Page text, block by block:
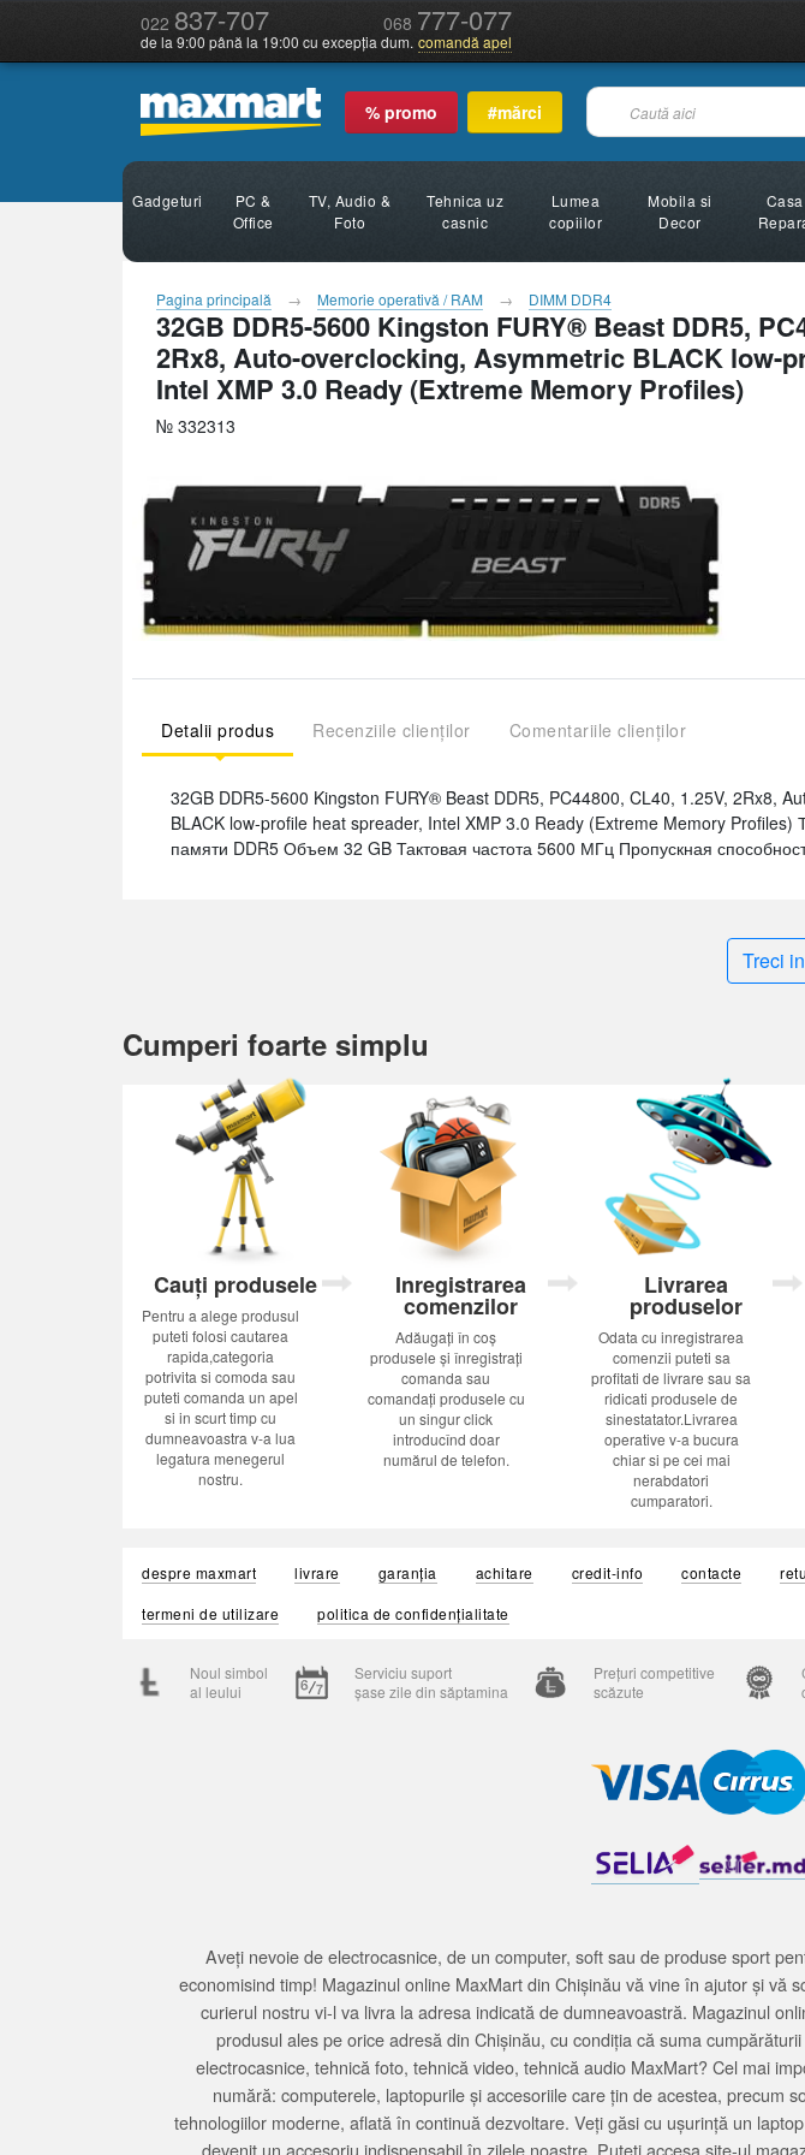
022 837-707 068 777-077
de la 9:00 până la 19:00 cu excepția dum. comandă apel
% promo #mărci
Gadgeturi
PC &
Office
TV, Audio &
Foto
Tehnica uz
casnic
Lumea
copiilor
Mobila si
Decor
Pagina principală Memorie operativă / RAM DIMM DDR4
32GB DDR5-5600 Kingston FURY® Beast DDR5,
2Rx8, Auto-overclocking, Asymmetric BLACK low-
Intel XMP 3.0 Ready (Extreme Memory Profiles)
№ 332313
Detalii produs Recenziile clienților Comentariile clienților
32GB DDR5-5600 Kingston FURY® Beast DDR5, PC44800, CL40, 1.25V, 2Rx8,
BLACK low-profile heat spreader, Intel XMP 3.0 Ready (Extreme Memory Profiles)
памяти DDR5 Объем 32 GB Тактовая частота 5600 МГц Пропускная
Treci
Cumperi foarte simplu
Cauți produsele
Pentru a alege produsul
puteti folosi cautarea
rapida,categoria
potrivita si comoda sau
puteti comanda un apel
si in scurt timp cu
dumneavoastra v-a lua
legatura menegerul
nostru.
Inregistrarea
comenzilor
Adăugați în coș
produsele și înregistrați
comanda sau
comandați produsele cu
un singur click
introducînd doar
numărul de telefon.
Livrarea
produselor
Odata cu inregistrarea
comenzii puteti sa
profitati de livrare sau sa
ridicati produsele de
sinestatator.Livrarea
operative v-a bucura
chiar si pe cei mai
nerabdatori
cumparatori.
despre maxmart livrare garanția achitare credit-info contacte
termeni de utilizare
politica de confidențialitate
Noul simbol
al leului
Serviciu suport
șase zile din săptamina
Prețuri competitive
scăzute
Aveți nevoie de electrocasnice, de un computer, soft sau de produse sport
economisind timp! Magazinul online MaxMart din Chișinău vă vine în ajutor și
curierul nostru vi-l va livra la adresa indicată de dumneavoastră. Magazinul
produsul ales pe orice adresă din Chișinău, cu condiția că suma
electrocasnice, tehnică foto, tehnică video, tehnică audio MaxMart? Cel mai
numără: computerele, laptopurile și accesoriile care țin de acestea, precum
tehnologiilor moderne, aflată în continuă dezvoltare. Veți găsi cu ușurință un